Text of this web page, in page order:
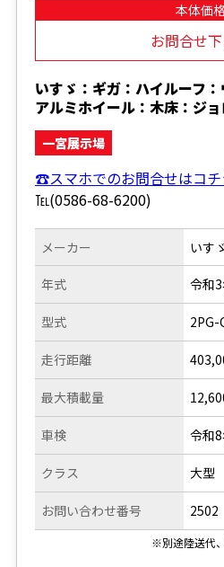
本体価
お問合せ
いすゞ：ギガ：ハイルーフ
アルミホイール：木床：ジ
一宮展示場
☎スマホでのお問合せはコチ
℡(0586-68-6200)
メーカー
年式
型式
走行距離
いすゞ
令和
2PG-
最大積載量
車検
クラス
お問い合わせ番号
令和
大型
2502
※別途陸送代